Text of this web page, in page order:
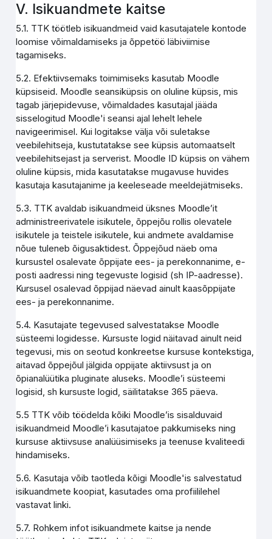
V. Isikuandmete kaitse
5.1. TTK töötleb isikuandmeid vaid kasutajatele kontode
loomise võimaldamiseks ja õppetöö läbiviimise
tagamiseks.
5.2. Efektiivsemaks toimimiseks kasutab Moodle
küpsiseid. Moodle seansiküpsis on oluline küpsis, mis
tagab järjepidevuse, võimaldades kasutajal jääda
sisselogitud Moodle'i seansi ajal lehelt lehele
navigeerimisel. Kui logitakse välja või suletakse
veebilehitseja, kustutatakse see küpsis automaatselt
veebilehitsejast ja serverist. Moodle ID küpsis on vähem
oluline küpsis, mida kasutatakse mugavuse huvides
kasutaja kasutajanime ja keeleseade meeldejätmiseks.
5.3. TTK avaldab isikuandmeid üksnes Moodle’it
administreerivatele isikutele, õppejõu rollis olevatele
isikutele ja teistele isikutele, kui andmete avaldamise
nõue tuleneb õigusaktidest. Õppejõud näeb oma
kursustel osalevate õppijate ees- ja perekonnanime, e-
posti aadressi ning tegevuste logisid (sh IP-aadresse).
Kursusel osalevad õppijad näevad ainult kaasõppijate
ees- ja perekonnanime.
5.4. Kasutajate tegevused salvestatakse Moodle
süsteemi logidesse. Kursuste logid näitavad ainult neid
tegevusi, mis on seotud konkreetse kursuse kontekstiga,
aitavad õppejõul jälgida oppijate aktiivsust ja on
õpianalüütika pluginate aluseks. Moodle’i süsteemi
logisid, sh kursuste logid, säilitatakse 365 päeva.
5.5 TTK võib töödelda kõiki Moodle’is sisalduvaid
isikuandmeid Moodle’i kasutajatoe pakkumiseks ning
kursuse aktiivsuse analüüsimiseks ja teenuse kvaliteedi
hindamiseks.
5.6. Kasutaja võib taotleda kõigi Moodle'is salvestatud
isikuandmete koopiat, kasutades oma profiililehel
vastavat linki.
5.7. Rohkem infot isikuandmete kaitse ja nende